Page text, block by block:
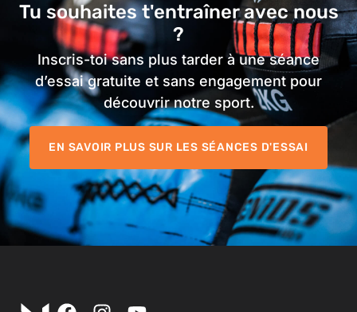
Tu souhaites t'entraîner avec nous
?
Inscris-toi sans plus tarder à une séance
d’essai gratuite et sans engagement pour
découvrir notre sport.
EN SAVOIR PLUS SUR LES SÉANCES D'ESSAI